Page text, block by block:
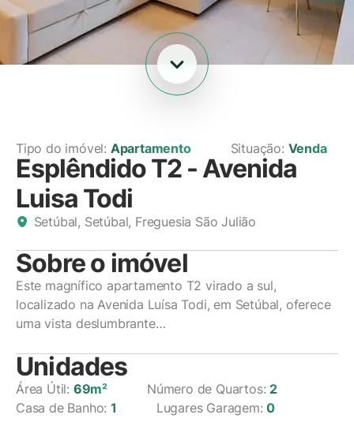
Tipo do imóvel: Apartamento Situação: Venda
Esplêndido T2 - Avenida
Luisa Todi
Setúbal, Setúbal, Freguesia São Julião
Sobre o imóvel
Este magnífico apartamento T2 virado a sul,
localizado na Avenida Luísa Todi, em Setúbal, oferece
uma vista deslumbrante…
Unidades
Área Útil: 69m² Número de Quartos:2
Casa de Banho: 1 Lugares Garagem:0